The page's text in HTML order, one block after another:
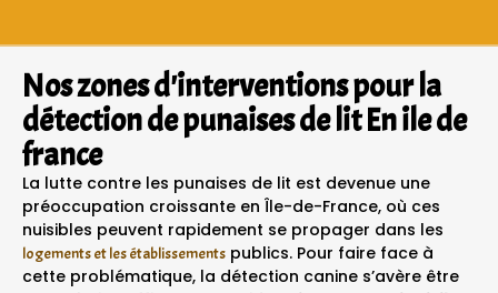
Nos zones d'interventions pour la
détection de punaises de lit En ile de
france
La lutte contre les punaises de lit est devenue une
préoccupation croissante en Île-de-France, où ces
nuisibles peuvent rapidement se propager dans les
logements et les établissements publics. Pour faire face à
cette problématique, la détection canine s’avère être